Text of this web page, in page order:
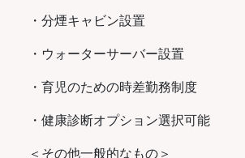
・分煙キャビン設置
・ウォーターサーバー設置
・育児のための時差勤務制度
・健康診断オプション選択可能
＜その他一般的なもの＞